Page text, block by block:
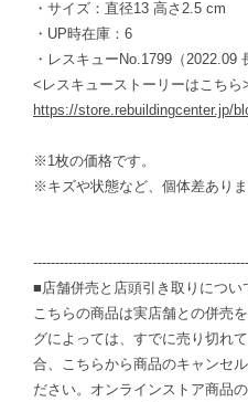
・サイズ：直径13 高さ2.5 cm
・UP時在庫：6
・レスキューNo.1799（2022.09
<レスキューストーリーはこちら
https://store.rebuildingcenter.jp/
※1枚の価格です。
※キズや状態など、個体差ありま
-------------------------------------------------
■店舗併売と店頭引き取りについ
こちらの商品は実店舗との併売
グによっては、すでに売り切れ
合、こちらから商品のキャンセ
ださい。オンラインストア商品